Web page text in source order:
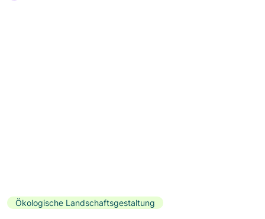
Ökologische Landschaftsgestaltung